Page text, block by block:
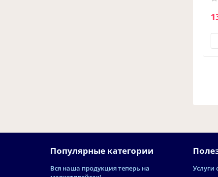
Популярные категории
Вся наша продукция теперь на
Услуги